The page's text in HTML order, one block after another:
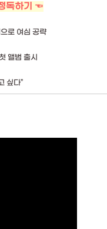
독하기 ☜
로 여심 공략
앨범 출시
싶다”